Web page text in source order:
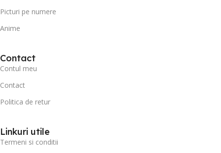
Picturi pe numere
Anime
Contact
Contul meu
Contact
Politica de retur
Linkuri utile
Termeni si conditii